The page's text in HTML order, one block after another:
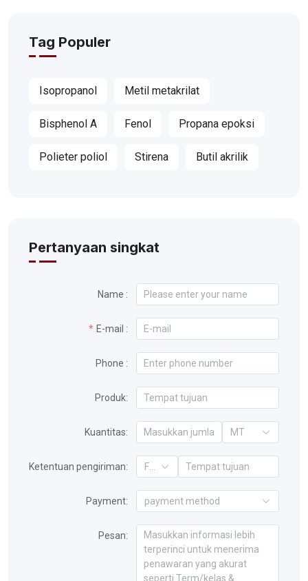
Tag Populer
Isopropanol Metil metakrilat
Bisphenol A Fenol Propana epoksi
Polieter poliol Stirena Butil akrilik
Pertanyaan singkat
Name :
E-mail :
Phone :
Produk:
Kuantitas: MT
Ketentuan pengiriman:
Payment: payment method
Pesan: